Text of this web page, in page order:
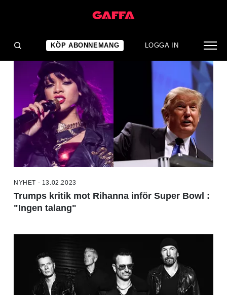
KÖP ABONNEMANG LOGGA IN
NYHET - 13.02.2023
Trumps kritik mot Rihanna inför Super Bowl :
"Ingen talang"